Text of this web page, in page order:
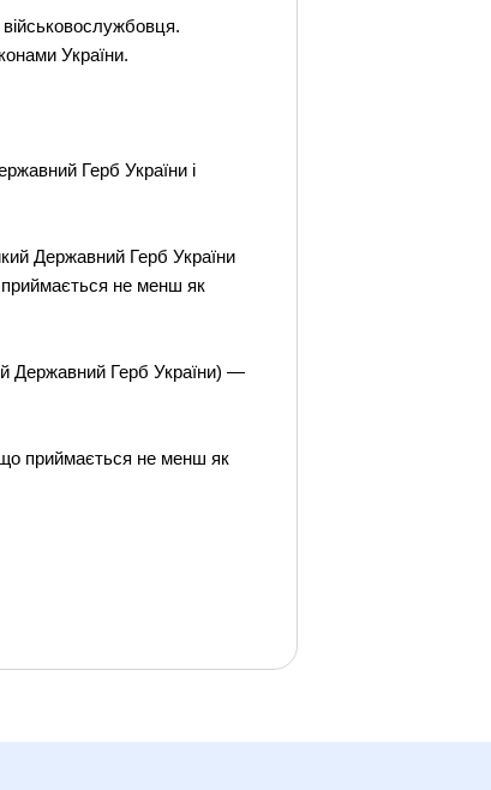
України.
Герб України і
Державний Герб України
приймається не менш як
Державний Герб України) —
приймається не менш як